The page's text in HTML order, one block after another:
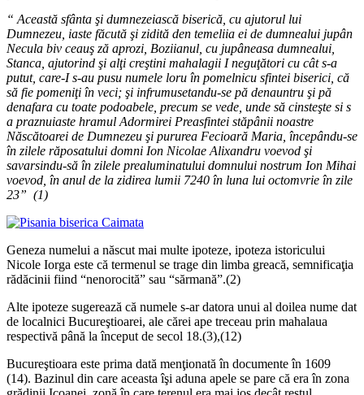
“ Această sfânta şi dumnezeiască biserică, cu ajutorul lui
Dumnezeu, iaste făcută şi zidită den temeliia ei de dumnealui jupân
Necula biv ceauş ză aprozi, Boziianul, cu jupâneasa dumnealui,
Stanca, ajutorind şi alţi creştini mahalagii I neguţători cu cât s-a
putut, care-I s-au pusu numele loru în pomelnicu sfintei biserici, că
să fie pomeniţi în veci; şi infrumusetandu-se pă denauntru şi pă
denafara cu toate podoabele, precum se vede, unde să cinsteşte si s
a praznuiaste hramul Adormirei Preasfintei stăpânii noastre
Născătoarei de Dumnezeu şi pururea Fecioară Maria, începându-se
în zilele răposatului domni Ion Nicolae Alixandru voevod şi
savarsindu-să în zilele prealuminatului domnului nostrum Ion Mihai
voevod, în anul de la zidirea lumii 7240 în luna lui octomvrie în zile
23” (1)
Geneza numelui a născut mai multe ipoteze, ipoteza istoricului
Nicole Iorga este că termenul se trage din limba greacă, semnificaţia
rădăcinii fiind “nenorocită” sau “sărmană”.(2)
Alte ipoteze sugerează că numele s-ar datora unui al doilea nume dat
de localnici Bucureştioarei, ale cărei ape treceau prin mahalaua
respectivă până la început de secol 18.(3),(12)
Bucureştioara este prima dată menţionată în documente în 1609
(14). Bazinul din care aceasta îşi aduna apele se pare că era în zona